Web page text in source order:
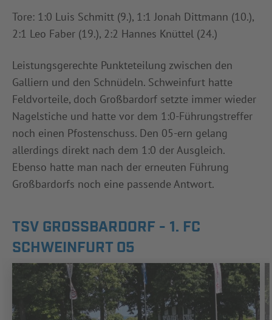
Tore: 1:0 Luis Schmitt (9.), 1:1 Jonah Dittmann (10.),
2:1 Leo Faber (19.), 2:2 Hannes Knüttel (24.)
Leistungsgerechte Punkteteilung zwischen den
Galliern und den Schnüdeln. Schweinfurt hatte
Feldvorteile, doch Großbardorf setzte immer wieder
Nagelstiche und hatte vor dem 1:0-Führungstreffer
noch einen Pfostenschuss. Den 05-ern gelang
allerdings direkt nach dem 1:0 der Ausgleich.
Ebenso hatte man nach der erneuten Führung
Großbardorfs noch eine passende Antwort.
TSV GROSSBARDORF - 1. FC S
CHWEINFURT 05